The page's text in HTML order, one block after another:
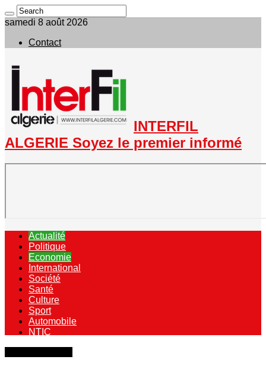
samedi 8 août 2026
Contact
INTERFIL
ALGERIE Soyez le premier informé
Actualité
Politique
Economie
International
Société
Santé
Culture
Sport
Automobile
NTIC